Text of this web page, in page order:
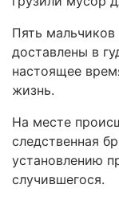
Пять
доставлены в
настоящее
жизнь.
На месте
следственная
установлению
случившегося.